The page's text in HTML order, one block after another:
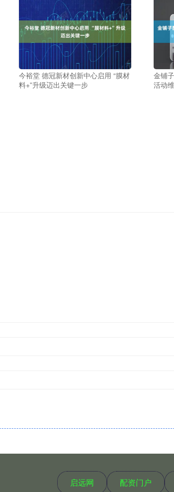
今裕堂 德冠新材创新中心启用 “膜材
料+”升级迈出关键一步
金铺
活动
启远网 配资门户